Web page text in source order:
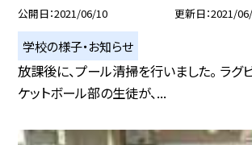
公開日 2021/06/10 更新日 2021/
学校の様子・お知らせ
放課後に、プール清掃を行いました。 ラグ
ケットボール部の生徒が、...